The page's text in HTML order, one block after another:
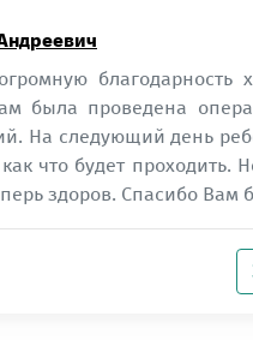
была проведена
На следующий день
что будет
здоров. Спасибо